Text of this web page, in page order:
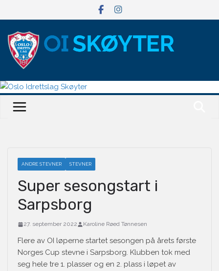
ANDRE STEVNER STEVNER
Super sesongstart i
Sarpsborg
27. september 2022 Karoline Røed Tønnesen
Flere av OI løperne startet sesongen på årets første
Norges Cup stevne i Sarpsborg. Klubben tok med
seg hele tre 1. plasser og en 2. plass i løpet av